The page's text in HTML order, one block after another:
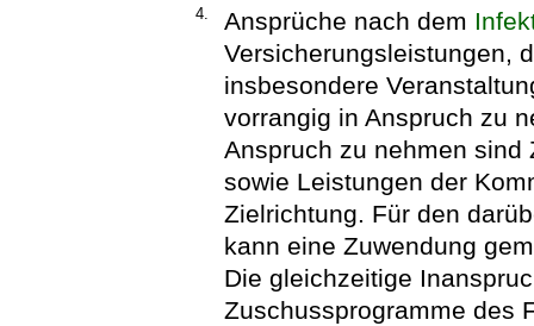
4. Ansprüche nach dem
Versicherungsleistungen,
insbesondere
vorrangig in Anspruch zu
Anspruch zu nehmen
sowie Leistungen der
Zielrichtung. Für den
kann eine Zuwendung
Die gleichzeitige
Zuschussprogramme des